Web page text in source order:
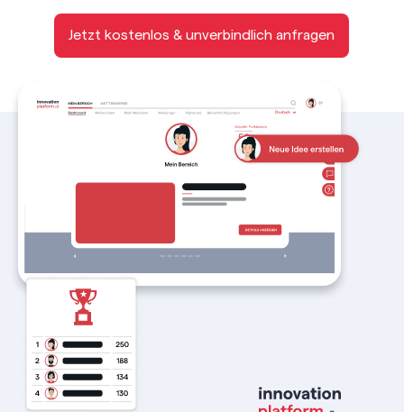
Jetzt kostenlos & unverbindlich anfragen